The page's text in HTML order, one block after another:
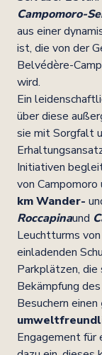
Campomoro-
aus einer
ist, die von der
Belvédère-
wird.
Ein
über diese
sie mit Sorgfalt
Initiativen
von
km Wander-
Roccapinaund
Leuchtturms
einladenden
Parkplätzen,
Bekämpfung
Besuchern einen
Engagement für